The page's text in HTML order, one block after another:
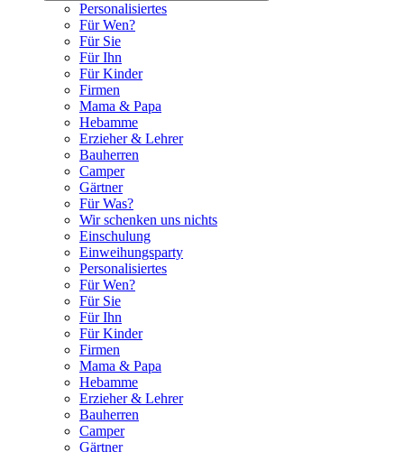
Personalisiertes
Für Wen?
Für Sie
Für Ihn
Für Kinder
Firmen
Mama & Papa
Hebamme
Erzieher & Lehrer
Bauherren
Camper
Gärtner
Für Was?
Wir schenken uns nichts
Einschulung
Einweihungsparty
Personalisiertes
Für Wen?
Für Sie
Für Ihn
Für Kinder
Firmen
Mama & Papa
Hebamme
Erzieher & Lehrer
Bauherren
Camper
Gärtner